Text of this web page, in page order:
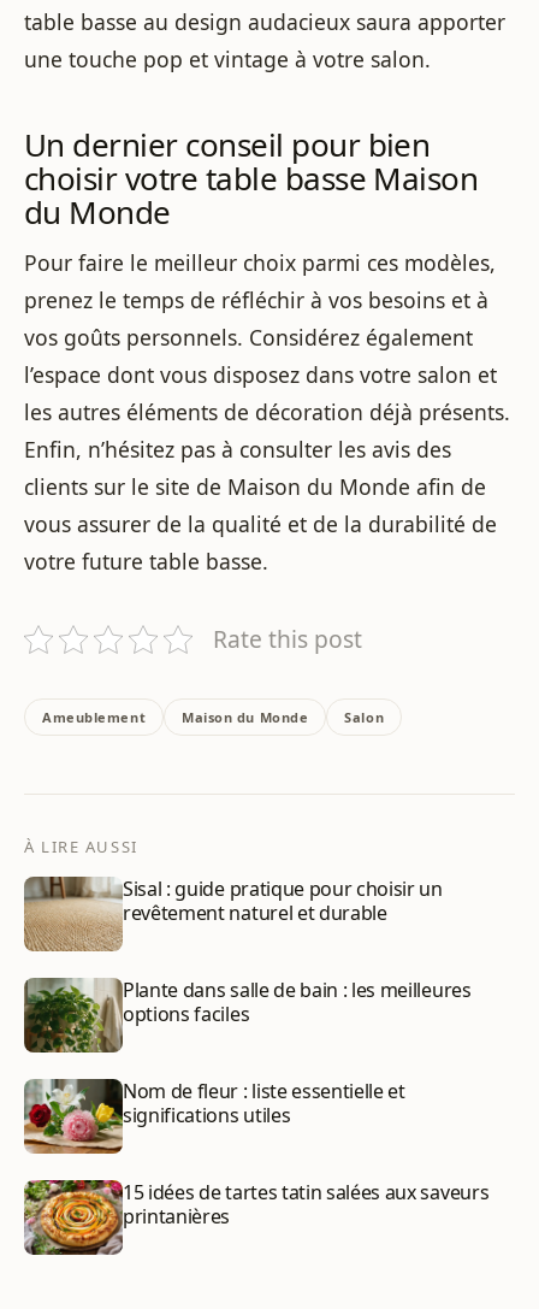
table basse au design audacieux saura apporter
une touche pop et vintage à votre salon.
Un dernier conseil pour bien
choisir votre table basse Maison
du Monde
Pour faire le meilleur choix parmi ces modèles,
prenez le temps de réfléchir à vos besoins et à
vos goûts personnels. Considérez également
l’espace dont vous disposez dans votre salon et
les autres éléments de décoration déjà présents.
Enfin, n’hésitez pas à consulter les avis des
clients sur le site de Maison du Monde afin de
vous assurer de la qualité et de la durabilité de
votre future table basse.
Rate this post
Ameublement Maison du Monde Salon
À LIRE AUSSI
Sisal : guide pratique pour choisir un
revêtement naturel et durable
Plante dans salle de bain : les meilleures
options faciles
Nom de fleur : liste essentielle et
significations utiles
15 idées de tartes tatin salées aux saveurs
printanières